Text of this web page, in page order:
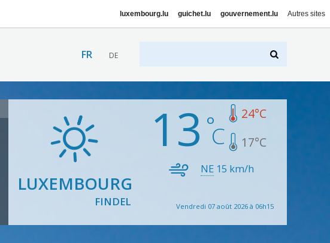
luxembourg.lu guichet.lu gouvernement.lu Autres sites
FR DE
LUXEMBOURG
FINDEL
13 24°C
17°C
NE 15 km/h
Vendredi 07 août 2026 à 06h15